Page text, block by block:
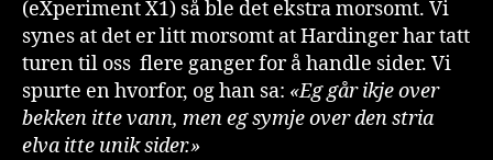
(eXperiment X1) så ble det ekstra morsomt. Vi
synes at det er litt morsomt at Hardinger har tatt
turen til oss flere ganger for å handle sider. Vi
spurte en hvorfor, og han sa: «Eg går ikje over
bekken itte vann, men eg symje over den stria
elva itte unik sider.»